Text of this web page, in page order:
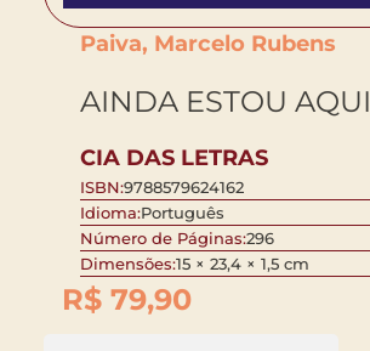
Paiva, Marcelo Rubens
AINDA ESTOU AQUI
CIA DAS LETRAS
ISBN:9788579624162
Idioma:Português
Número de Páginas:296
Dimensões:15 × 23,4 × 1,5 cm
R$ 79,90